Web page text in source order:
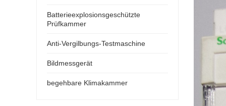
Batterieexplosionsgeschützte
Prüfkammer
Anti-Vergilbungs-Testmaschine
Bildmessgerät
begehbare Klimakammer